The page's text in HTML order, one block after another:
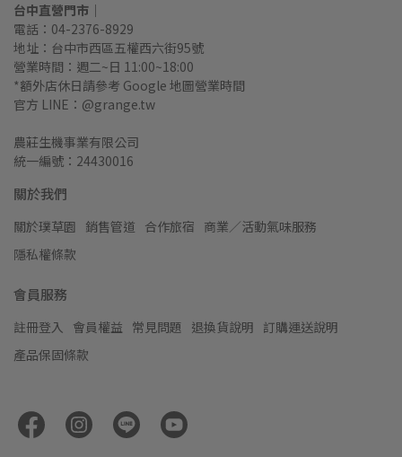
台中直營門市｜
電話：04-2376-8929
地址：台中市西區五權西六街95號
營業時間：週二~日 11:00~18:00
*額外店休日請參考 Google 地圖營業時間
官方 LINE：@grange.tw
農莊生機事業有限公司
統一編號：24430016
關於我們
關於璞草園 銷售管道 合作旅宿 商業／活動氣味服務
隱私權條款
會員服務
註冊登入 會員權益 常見問題 退換貨說明 訂購運送說明
產品保固條款